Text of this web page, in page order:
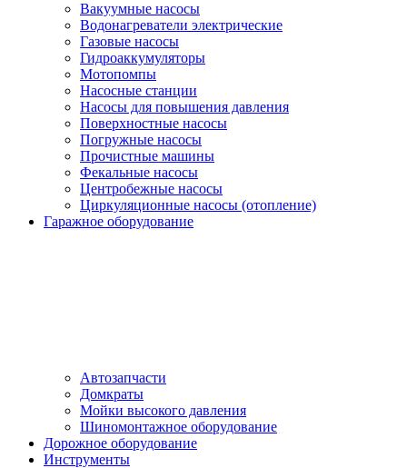
Вакуумные насосы
Водонагреватели электрические
Газовые насосы
Гидроаккумуляторы
Мотопомпы
Насосные станции
Насосы для повышения давления
Поверхностные насосы
Погружные насосы
Прочистные машины
Фекальные насосы
Центробежные насосы
Циркуляционные насосы (отопление)
Гаражное оборудование
Автозапчасти
Домкраты
Мойки высокого давления
Шиномонтажное оборудование
Дорожное оборудование
Инструменты